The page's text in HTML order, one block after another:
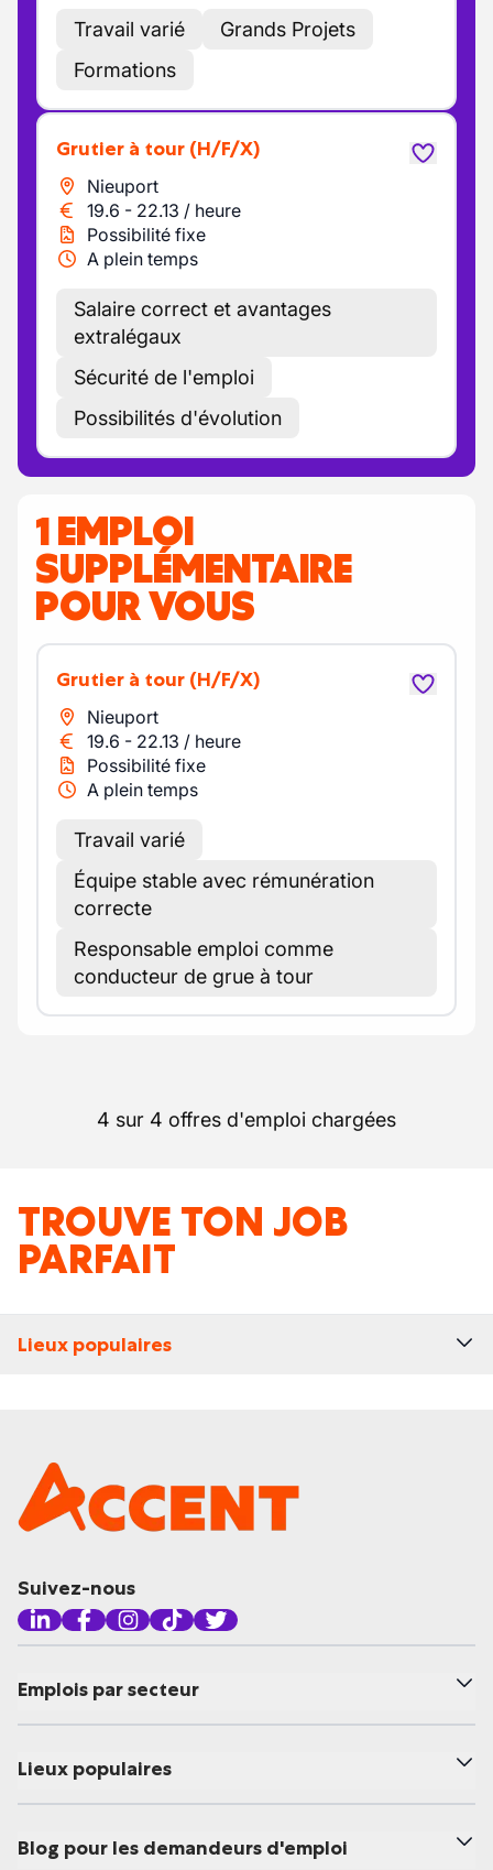
Travail varié
Grands Projets
Formations
Grutier à tour (H/F/X)
Nieuport
19.6 - 22.13 / heure
Possibilité fixe
A plein temps
Salaire correct et avantages
extralégaux
Sécurité de l'emploi
Possibilités d'évolution
1 EMPLOI
SUPPLÉMENTAIRE
POUR VOUS
Grutier à tour (H/F/X)
Nieuport
19.6 - 22.13 / heure
Possibilité fixe
A plein temps
Travail varié
Équipe stable avec rémunération
correcte
Responsable emploi comme
conducteur de grue à tour
4 sur 4 offres d'emploi chargées
TROUVE TON JOB
PARFAIT
Lieux populaires
Suivez-nous
Emplois par secteur
Lieux populaires
Blog pour les demandeurs d'emploi